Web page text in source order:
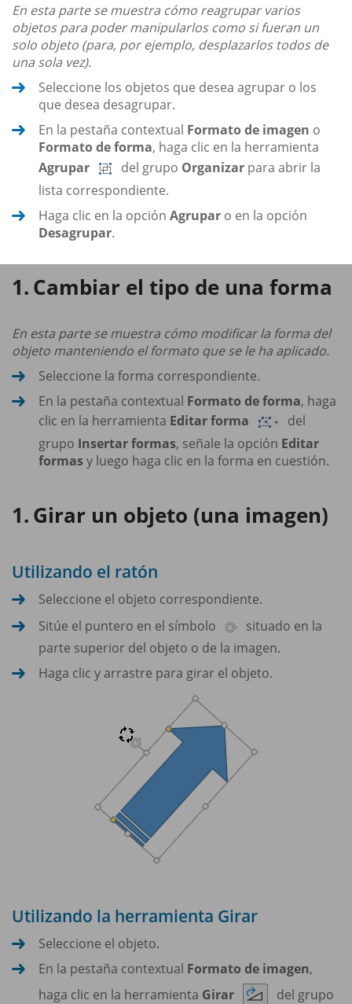
En esta parte se muestra cómo reagrupar varios
objetos para poder manipularlos como si fueran un
solo objeto (para, por ejemplo, desplazarlos todos de
una sola vez).
Seleccione los objetos que desea agrupar o los
que desea desagrupar.
En la pestaña contextual Formato de imagen o
Formato de forma, haga clic en la herramienta
Agrupar
del grupo Organizar para abrir la
lista correspondiente.
Haga clic en la opción Agrupar o en la opción
Desagrupar.
Cambiar el tipo de una forma
En esta parte se muestra cómo modificar la forma del
objeto manteniendo el formato que se le ha aplicado.
Seleccione la forma correspondiente.
En la pestaña contextual Formato de forma, haga
clic en la herramienta Editar forma
del
grupo Insertar formas, señale la opción Editar
formasy luego haga clic en la forma en cuestión.
Girar un objeto (una imagen)
Utilizando el ratón
Seleccione el objeto correspondiente.
Sitúe el puntero en el símbolo
situado en la
parte superior del objeto o de la imagen.
Haga clic y arrastre para girar el objeto.
Utilizando la herramienta Girar
Seleccione el objeto.
En la pestaña contextual Formato de imagen,
haga clic en la herramienta Girar
del grupo